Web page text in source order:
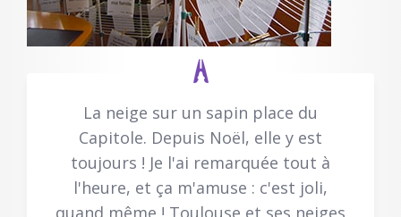
La neige sur un sapin place du
Capitole. Depuis Noël, elle y est
toujours ! Je l'ai remarquée tout à
l'heure, et ça m'amuse : c'est joli,